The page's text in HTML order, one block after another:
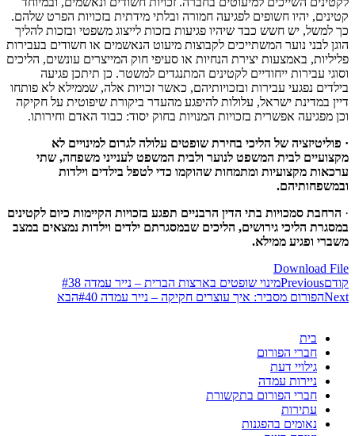
קטינים, יהיו חשופים לפגיעה חמורה ובלתי מידתית בזכויות הפרט שלהם.
כך למשל, יש חשש כבד שיהיו פגיעות בזכות לייצוג משפטי ובזכות להליך
הוגן לבני נוער המשתייכים לקבוצות מיעוט הנאשמים או חשודים בעבירות
פליליות, באמצעות יצירת הנחיות או סעיפי חוק המייצרים עונשים, הליכים
וסוגי עבירות ייחודיים לקטינים המתנגדים למשטר. כן תיתכן פגיעה
בילדים נפגעי עבירות ובזכויותיהם, כאשר זכויות אלה, שממילא לא פותחו
דיין במדינת ישראל, עלולות להיפגע מהעדר ביקורת שיפוטית על חקיקה
וכן מפגיעה אפשרית בזכויות המנויות בחוק יסוד: כבוד האדם וחירותו.
· פוליטיזציה של הליכי בחירת שופטים עלולה לגרום למינויים לא
מקצועיים לבית המשפט לנוער ולבית המשפט לענייני משפחה, שתי
ערכאות מקצועיות ומתמחות שהוקמו כדי לטפל בילדים וילדות
ובמשפחותיהם.
· הרחבת סמכויות בתי הדין הרבניים תפגע בזכויות הקיימות כיום לקטינים
במסגרת הליכי גירושים, הליכים שבמסגרתם ילדים וילדות נמצאים במצב
משברי ופגיע ממילא.
Download File
קודםPreviousמינוי שופטים בארצות הברית – נייר עמדה #38
Nextהפורום מסביר: איך עוצרים חקיקה – נייר עמדה #40 הבא
בית
חברי הפורום
גילויי דעת
ניירות עמדה
חברי הפורום בתקשורת
עתירות
נאומים בהפגנות